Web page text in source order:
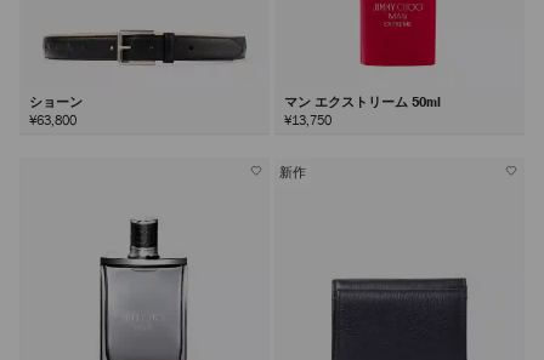
ショーン
¥63,800
マン エクストリーム 50ml
¥13,750
新作